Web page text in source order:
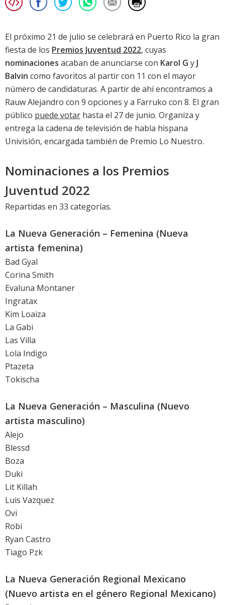
El próximo 21 de julio se celebrará en Puerto Rico la gran
fiesta de los Premios Juventud 2022, cuyas
nominaciones acaban de anunciarse con Karol G y J
Balvin como favoritos al partir con 11 con el mayor
número de candidaturas. A partir de ahí encontramos a
Rauw Alejandro con 9 opciones y a Farruko con 8. El gran
público puede votar hasta el 27 de junio. Organiza y
entrega la cadena de televisión de habla hispana
Univisión, encargada también de Premio Lo Nuestro.
Nominaciones a los Premios
Juventud 2022
Repartidas en 33 categorías.
La Nueva Generación – Femenina (Nueva
artista femenina)
Bad Gyal
Corina Smith
Evaluna Montaner
Ingratax
Kim Loaiza
La Gabi
Las Villa
Lola Indigo
Ptazeta
Tokischa
La Nueva Generación – Masculina (Nuevo
artista masculino)
Alejo
Blessd
Boza
Duki
Lit Killah
Luis Vazquez
Ovi
Robi
Ryan Castro
Tiago Pzk
La Nueva Generación Regional Mexicano
(Nuevo artista en el género Regional Mexicano)